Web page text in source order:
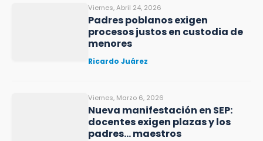
Viernes, Abril 24, 2026
Padres poblanos exigen
procesos justos en custodia de
menores
Ricardo Juárez
Viernes, Marzo 6, 2026
Nueva manifestación en SEP:
docentes exigen plazas y los
padres… maestros